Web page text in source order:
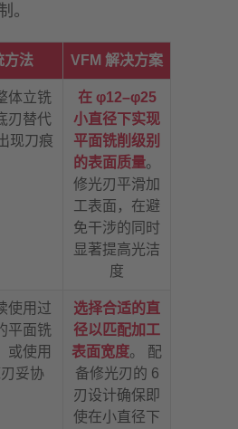
。
方法 VFM 解决方案
体立铣
刃替代
现刀痕
在 φ12–φ25
小直径下实现
平面铣削级别
的表面质量。
修光刃平滑加
工表面，在避
免干涉的同时
显著提高光洁
度
使用过
平面铣
或使用
妥协
选择合适的直
径以匹配加工
表面宽度。 配
备修光刃的 6
刃设计确保即
使在小直径下